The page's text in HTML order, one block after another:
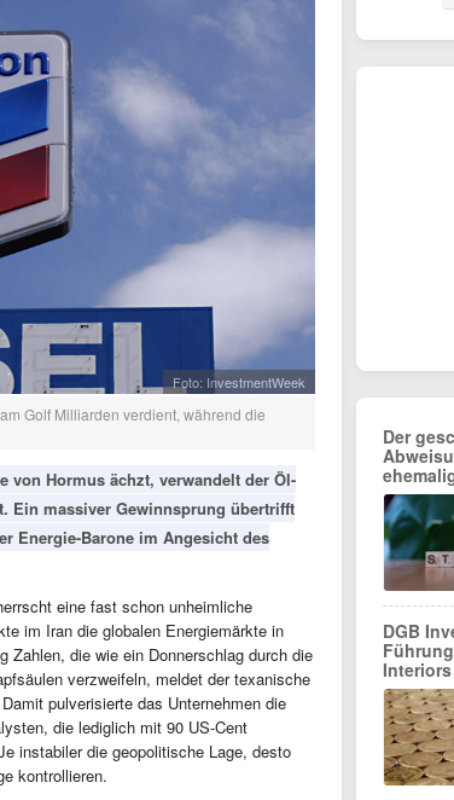
Foto: InvestmentWeek
Golf Milliarden verdient, während die
von Hormus ächzt, verwandelt der Öl-
Ein massiver Gewinnsprung übertrifft
Energie-Barone im Angesicht des
eine fast schon unheimliche
im Iran die globalen Energiemärkte in
Zahlen, die wie ein Donnerschlag durch die
verzweifeln, meldet der texanische
pulverisierte das Unternehmen die
die lediglich mit 90 US-Cent
instabiler die geopolitische Lage, desto
kontrollieren.
Der
DGB
Interiors